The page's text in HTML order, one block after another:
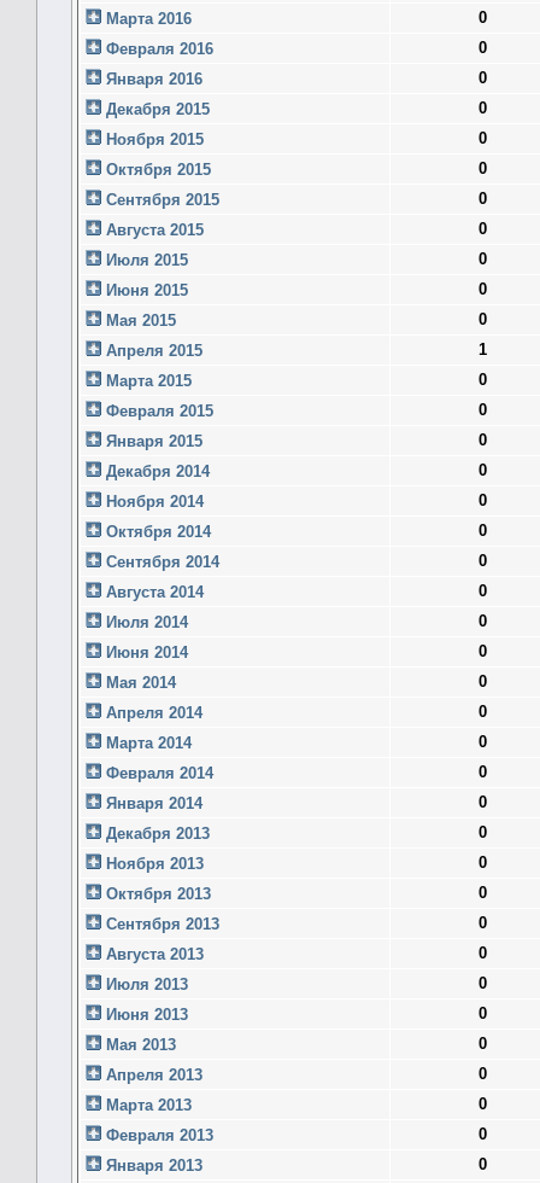
Марта 2016
0
Февраля 2016
0
Января 2016
0
Декабря 2015
0
Ноября 2015
0
Октября 2015
0
Сентября 2015
0
Августа 2015
0
Июля 2015
0
Июня 2015
0
Мая 2015
0
Апреля 2015
1
Марта 2015
0
Февраля 2015
0
Января 2015
0
Декабря 2014
0
Ноября 2014
0
Октября 2014
0
Сентября 2014
0
Августа 2014
0
Июля 2014
0
Июня 2014
0
Мая 2014
0
Апреля 2014
0
Марта 2014
0
Февраля 2014
0
Января 2014
0
Декабря 2013
0
Ноября 2013
0
Октября 2013
0
Сентября 2013
0
Августа 2013
0
Июля 2013
0
Июня 2013
0
Мая 2013
0
Апреля 2013
0
Марта 2013
0
Февраля 2013
0
Января 2013
0